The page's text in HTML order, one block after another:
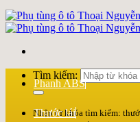
Tìm kiếm:
Nhập từ khóa tìm kiếm:
Phanh ABS
Thước lái